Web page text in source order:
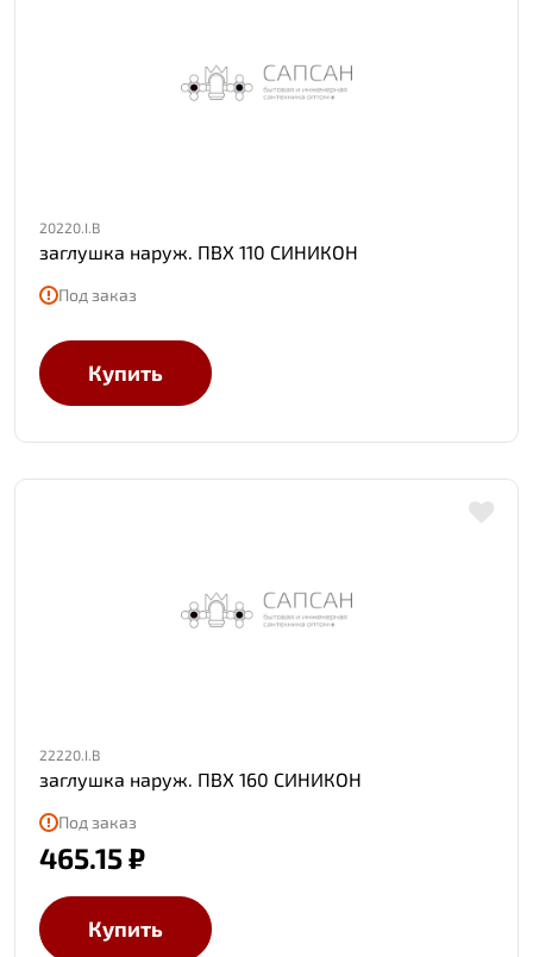
20220.I.B
заглушка наруж. ПВХ 110 СИНИКОН
Под заказ
Купить
22220.I.B
заглушка наруж. ПВХ 160 СИНИКОН
Под заказ
465.15 ₽
Купить